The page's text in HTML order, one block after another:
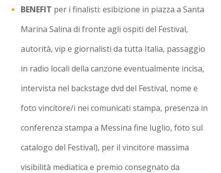
BENEFIT per i finalisti: esibizione in piazza a Santa
Marina Salina di fronte agli ospiti del Festival,
autorità, vip e giornalisti da tutta Italia, passaggio
in radio locali della canzone eventualmente incisa,
intervista nel backstage dvd del Festival, nome e
foto vincitore/i nei comunicati stampa, presenza in
conferenza stampa a Messina fine luglio, foto sul
catalogo del Festival), per il vincitore massima
visibilità mediatica e premio consegnato da